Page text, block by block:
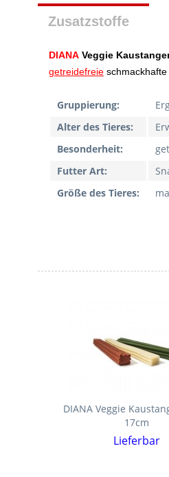
Zusatzstoffe
DIANA Veggie
getreidefreieschmackhafte
Gruppierung:
Alter des Tieres:
Besonderheit:
Futter Art:
Größe des Tieres:
DIANA Veggie
17cm
Lieferbar